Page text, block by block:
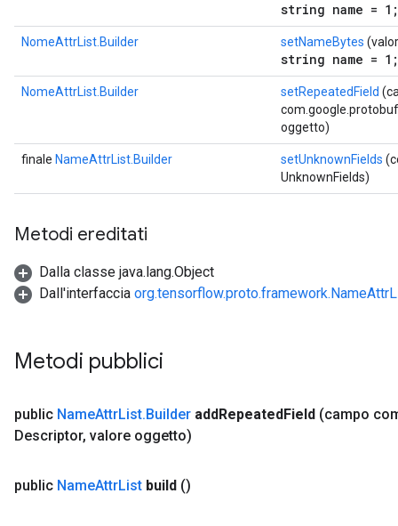
string name = 1;
NomeAttrList.Builder setNameBytes
string name = 1;
NomeAttrList.Builder setRepeatedField
oggetto)
finale NameAttrList.Builder setUnknownFields
UnknownFields)
Metodi ereditati
Dalla classe java.lang.Object
Dall'interfaccia
Metodi pubblici
public NameAttrList.Builder addRepeatedField (campo
Descriptor, valore oggetto)
public NameAttrList build ()